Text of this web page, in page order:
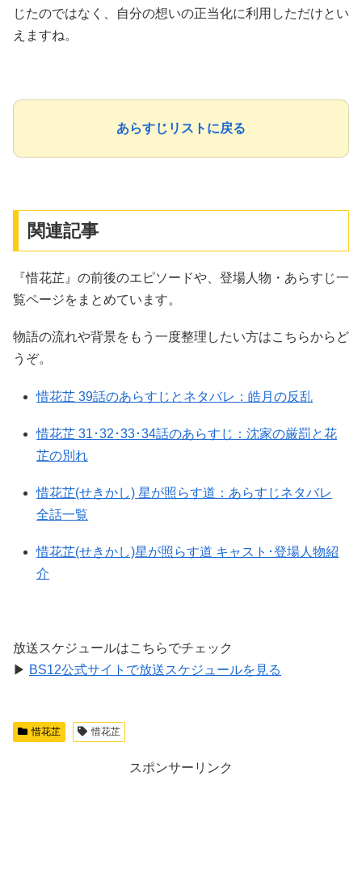
じたのではなく、自分の想いの正当化に利用しただけとい
えますね。
あらすじリストに戻る
関連記事
『惜花芷』の前後のエピソードや、登場人物・あらすじ一
覧ページをまとめています。
物語の流れや背景をもう一度整理したい方はこちらからど
うぞ。
惜花芷 39話のあらすじとネタバレ：皓月の反乱
惜花芷 31･32･33･34話のあらすじ：沈家の厳罰と花
芷の別れ
惜花芷(せきかし) 星が照らす道：あらすじネタバレ
全話一覧
惜花芷(せきかし)星が照らす道 キャスト･登場人物紹
介
放送スケジュールはこちらでチェック
▶ BS12公式サイトで放送スケジュールを見る
惜花芷 惜花芷
スポンサーリンク